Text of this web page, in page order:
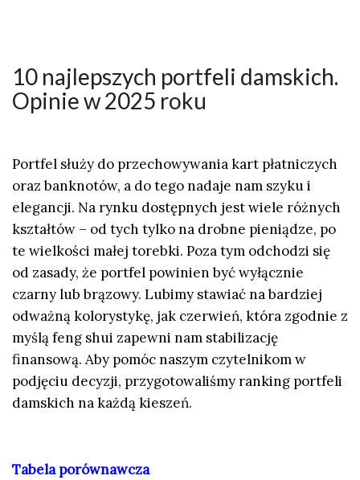
10 najlepszych portfeli damskich.
Opinie w 2025 roku
Portfel służy do przechowywania kart płatniczych
oraz banknotów, a do tego nadaje nam szyku i
elegancji. Na rynku dostępnych jest wiele różnych
kształtów – od tych tylko na drobne pieniądze, po
te wielkości małej torebki. Poza tym odchodzi się
od zasady, że portfel powinien być wyłącznie
czarny lub brązowy. Lubimy stawiać na bardziej
odważną kolorystykę, jak czerwień, która zgodnie z
myślą feng shui zapewni nam stabilizację
finansową. Aby pomóc naszym czytelnikom w
podjęciu decyzji, przygotowaliśmyranking portfeli
damskich na każdą kieszeń.
Tabela porównawcza